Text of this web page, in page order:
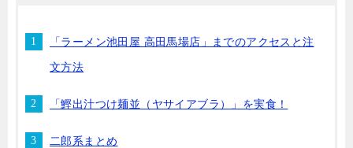
「ラーメン池田屋 高田馬場店」までのアクセスと注
文方法
「鰹出汁つけ麺並（ヤサイアブラ）」を実食！
二郎系まとめ